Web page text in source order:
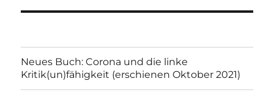
Neues Buch: Corona und die linke
Kritik(un)fähigkeit (erschienen Oktober 2021)